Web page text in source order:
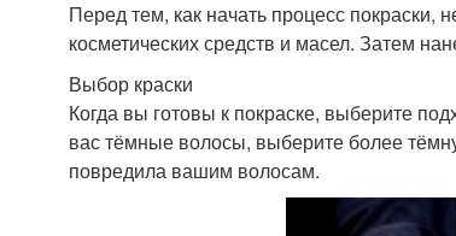
Перед тем, как начать процесс покраски,
косметических средств и масел. Затем
Выбор краски
Когда вы готовы к покраске, выберите
вас тёмные волосы, выберите более
повредила вашим волосам.